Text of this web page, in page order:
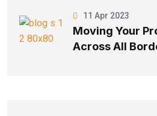
11 Apr 2023
Moving Your
Across All